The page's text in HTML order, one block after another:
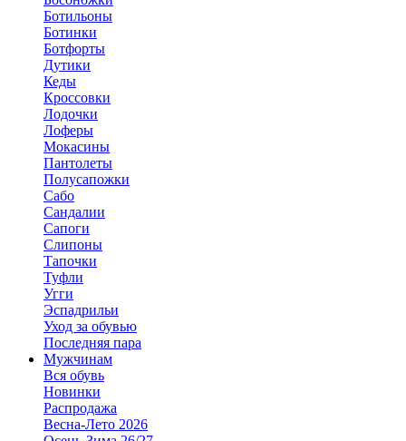
Ботильоны
Ботинки
Ботфорты
Дутики
Кеды
Кроссовки
Лодочки
Лоферы
Мокасины
Пантолеты
Полусапожки
Сабо
Сандалии
Сапоги
Слипоны
Тапочки
Туфли
Угги
Эспадрильи
Уход за обувью
Последняя пара
Мужчинам
Вся обувь
Новинки
Распродажа
Весна-Лето 2026